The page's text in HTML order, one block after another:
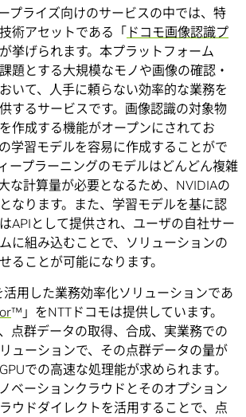
プライズ向けのサービスの中では、特
術アセットである「 ドコモ画像認識プ
挙げられます。本プラットフォーム
題とする大規模なモノや画像の確認・
いて、人手に頼らない効率的な業務を
するサービスです。画像認識の対象物
作成する機能がオープンにされてお
学習モデルを容易に作成することがで
ープラーニングのモデルはどんどん複雑
な計算量が必要となるため、NVIDIAの
なります。また、学習モデルを基に認
APIとして提供され、ユーザの自社サー
に組み込むことで、ソリューションの
ることが可能になります。
用した業務効率化ソリューションであ
™」をNTTドコモは提供しています。
点群データの取得、合成、実業務での
ューションで、その点群データの量が
での高速な処理能が求められます。
ベーションクラウドとそのオプション
ウドダイレクトを活用することで、点